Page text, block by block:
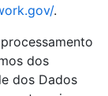
.
dos
dos Dados